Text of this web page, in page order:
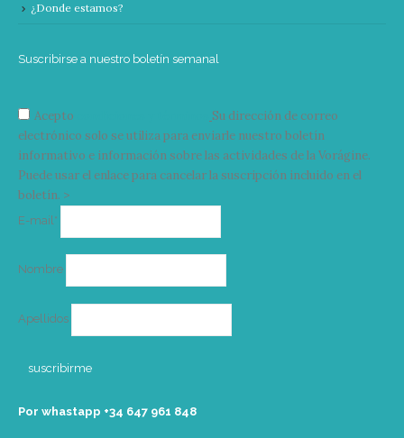
¿Donde estamos?
Suscribirse a nuestro boletín semanal
Acepto
Su dirección de correo
electrónico solo se utiliza para enviarle nuestro boletín
informativo e información sobre las actividades de la Vorágine.
Puede usar el enlace para cancelar la suscripción incluido en el
boletín. >
E-mail*
Nombre
Apellidos
Por whastapp +34 ‭647 961 848‬